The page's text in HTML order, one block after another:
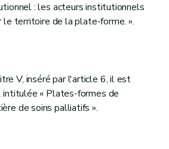
: les acteurs institutionnels
le territoire de la plate-forme. ».
V, inséré par l'article 6, il est
intitulée « Plates-formes de
de soins palliatifs ».